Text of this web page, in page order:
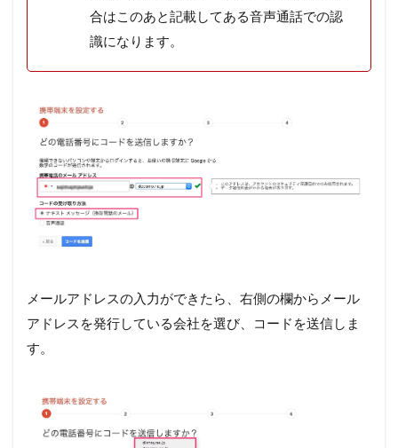
合はこのあと記載してある音声通話での認
識になります。
メールアドレスの入力ができたら、右側の欄からメール
アドレスを発行している会社を選び、コードを送信しま
す。